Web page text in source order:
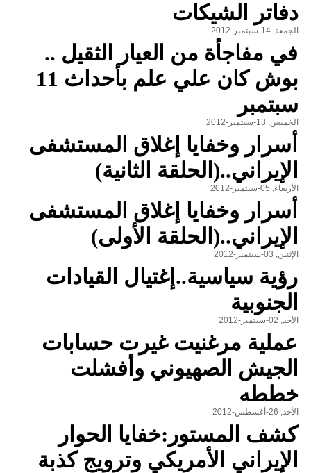
دفاتر الشيكات
الجمعة, 14-سبتمبر-2012
في مفاجأة من العيار الثقيل ..
بوش كان علي علم بأحداث 11
سبتمبر
الخميس, 13-سبتمبر-2012
أسرار وخفايا إغلاق المستشفى
الإيراني..(الحلقة الثانية)
الأربعاء, 05-سبتمبر-2012
أسرار وخفايا إغلاق المستشفى
الإيراني..(الحلقة الأولى)
الإثنين, 03-سبتمبر-2012
رؤية سياسية..إغتيال القيادات
الجنوبية
الأحد, 02-سبتمبر-2012
عملية مرغنيت غيرت حسابات
الجيش الصهيوني وأفشلت
خططه
الأحد, 26-أغسطس-2012
كشف المستور:خفايا الحوار
الإيراني الأمريكي وترويج كذبة